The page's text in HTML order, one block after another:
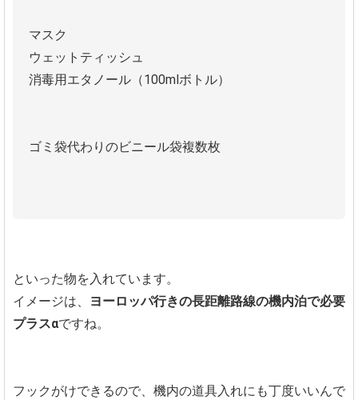
マスク
ウェットティッシュ
消毒用エタノール（100mlボトル）
ゴミ袋代わりのビニール袋複数枚
といった物を入れています。
イメージは、
ヨーロッパ行きの長距離路線の機内泊で必要
プラスαですね。
フックがけできるので、機内の道具入れにも丁度いいんで